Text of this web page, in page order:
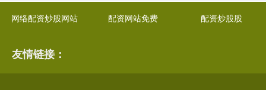
网络配资炒股网站 配资网站免费 配资炒股股
友情链接：